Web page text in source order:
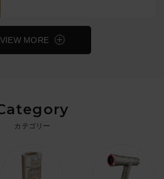
VIEW MORE
カテゴリー